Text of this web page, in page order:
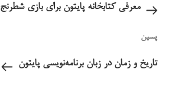
معرفی کتابخانه پایتون برای بازی شطرنج
نوشته‌ٔ
پسین
تاریخ و زمان در زبان برنامه‌نویسی پایتون